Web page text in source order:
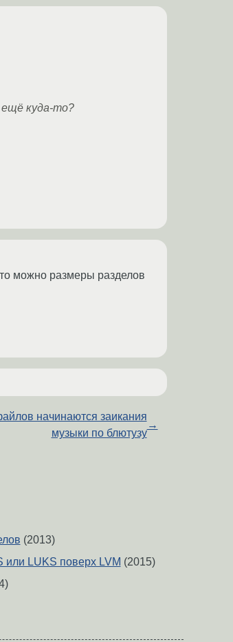
ещё куда-то?
можно размеры разделов
начинаются заикания
музыки по блютузу
→
(2013)
или LUKS поверх LVM (2015)